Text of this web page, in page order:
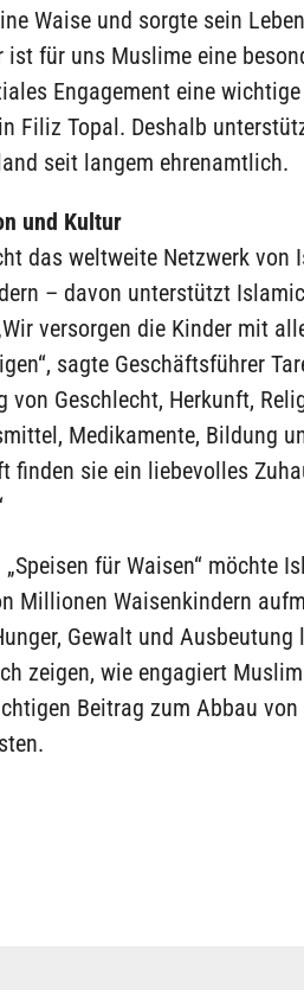
Waise und sorgte sein
ist für uns Muslime eine
Engagement eine
Filiz Topal. Deshalb
seit langem ehrenamtlich.
und Kultur
das weltweite Netzwerk von
– davon unterstützt
versorgen die Kinder mit
sagte Geschäftsführer
von Geschlecht, Herkunft,
Medikamente, Bildung
finden sie ein liebevolles
für Waisen“ möchte
Millionen Waisenkindern
Gewalt und Ausbeutung
zeigen, wie engagiert
Beitrag zum Abbau von